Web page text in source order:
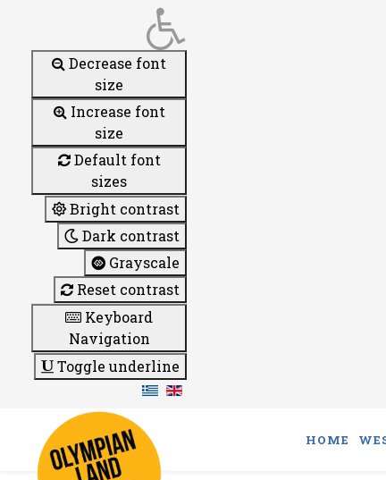
Decrease font
size
Increase font
size
Default font
sizes
Bright contrast
Dark contrast
Grayscale
Reset contrast
Keyboard
Navigation
Toggle underline
HOME